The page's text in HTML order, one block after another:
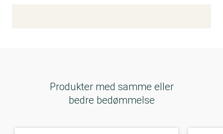
Produkter med samme eller
bedre bedømmelse